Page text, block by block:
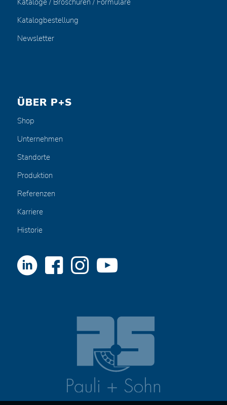
Katalogbestellung
Newsletter
ÜBER P+S
Shop
Unternehmen
Standorte
Produktion
Referenzen
Karriere
Historie